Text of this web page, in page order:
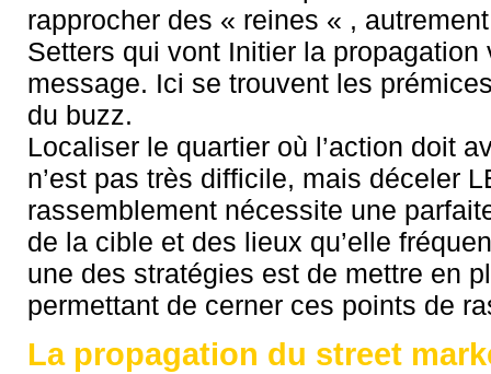
rapprocher des « reines « ,
Setters qui vont Initier la propagation
message. Ici se trouvent les
du buzz.
Localiser le quartier où l’action doit
n’est pas très difficile, mais déceler
rassemblement nécessite une
de la cible et des lieux qu’elle
une des stratégies est de mettre en
permettant de cerner ces points de
La propagation du street